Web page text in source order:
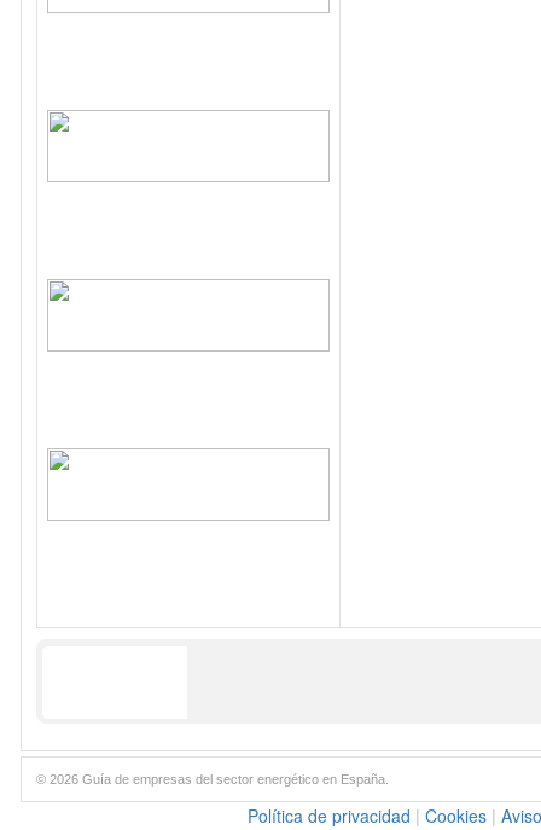
© 2026 Guía de empresas del sector energético en España.
Política de privacidad | Cookies |